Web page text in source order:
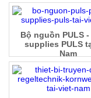
Bộ nguồn PULS
supplies PULS
Nam